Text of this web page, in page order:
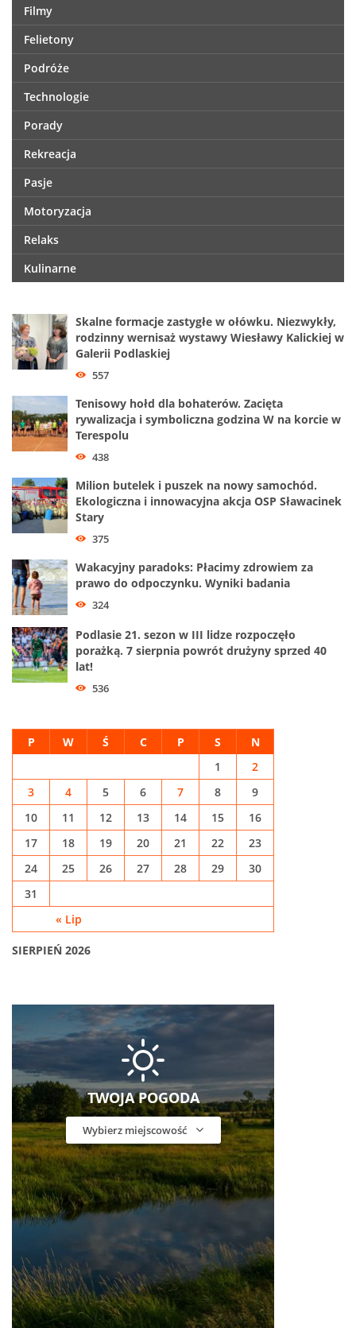
Filmy
Felietony
Podróże
Technologie
Porady
Rekreacja
Pasje
Motoryzacja
Relaks
Kulinarne
Skalne formacje zastygłe w ołówku. Niezwykły,
rodzinny wernisaż wystawy Wiesławy Kalickiej w
Galerii Podlaskiej
557
Tenisowy hołd dla bohaterów. Zacięta
rywalizacja i symboliczna godzina W na korcie w
Terespolu
438
Milion butelek i puszek na nowy samochód.
Ekologiczna i innowacyjna akcja OSP Sławacinek
Stary
375
Wakacyjny paradoks: Płacimy zdrowiem za
prawo do odpoczynku. Wyniki badania
324
Podlasie 21. sezon w III lidze rozpoczęło
porażką. 7 sierpnia powrót drużyny sprzed 40
lat!
536
SIERPIEŃ 2026
P W Ś C P S N
« Lip
1
2
3
4 5 6 7 8
9
10
11 12 13 14 15
16
17
18 19 20 21 22
23
24
25 26 27 28 29
30
31
TWOJA POGODA
Wybierz miejscowość